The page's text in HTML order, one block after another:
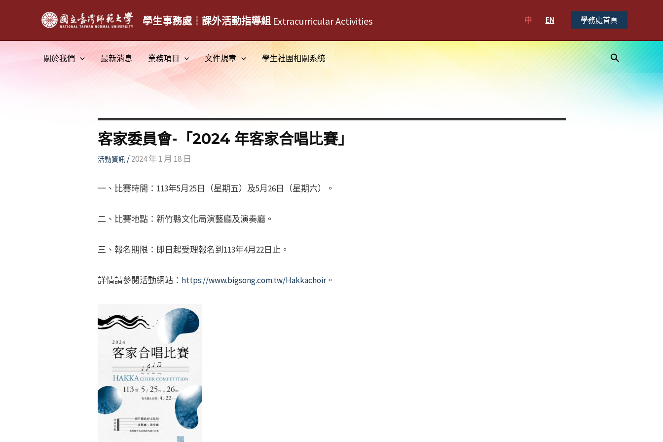
學生事務處┆課外活動指導組 Extracurricular Activities 中 EN 學務處首頁
關於我們 最新消息 業務項目 文件規章 學生社團相關系統
搜
尋
客家委員會-「2024 年客家合唱比賽」
活動資訊/2024 年 1 月 18 日
一、比賽時間：113年5月25日（星期五）及5月26日（星期六）。
二、比賽地點：新竹縣文化局演藝廳及演奏廳。
三、報名期限：即日起受理報名到113年4月22日止。
詳情請參閱活動網站： https://www.bigsong.com.tw/Hakkachoir。